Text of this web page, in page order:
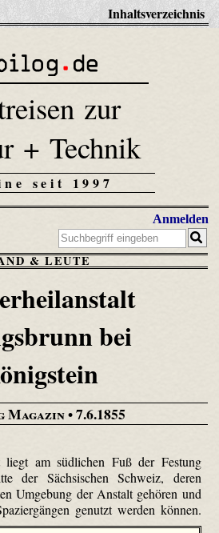
Inhaltsverzeichnis
zur
+ Technik
seit 1997
Anmelden
& LEUTE
bei
Magazin• 7.6.1855
liegt am südlichen Fuß der Festung
der Sächsischen Schweiz, deren
Umgebung der Anstalt gehören und
genutzt werden können.